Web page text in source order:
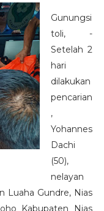
Gunungsi
toli, -
Setelah 2
hari
dilakukan
pencarian
,
Yohannes
Dachi
(50),
nelayan
Luaha Gundre, Nias
Kabupaten Nias